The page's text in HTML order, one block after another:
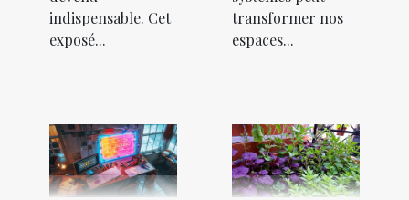
indispensable. Cet
exposé...
transformer nos
espaces...